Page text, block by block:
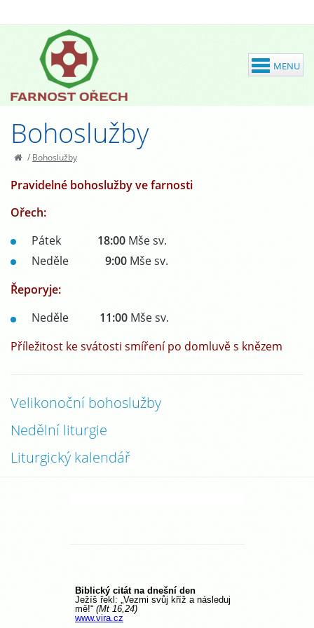
Bohoslužby
/ Bohoslužby
Pravidelné bohoslužby ve farnosti
Ořech: ​
Pátek 18:00 Mše sv.
Neděle 9:00 Mše sv.
Řeporyje:
Neděle 11:00 Mše sv.
Příležitost ke svátosti smíření po domluvě s knězem
Velikonoční bohoslužby
Nedělní liturgie
Liturgický kalendář